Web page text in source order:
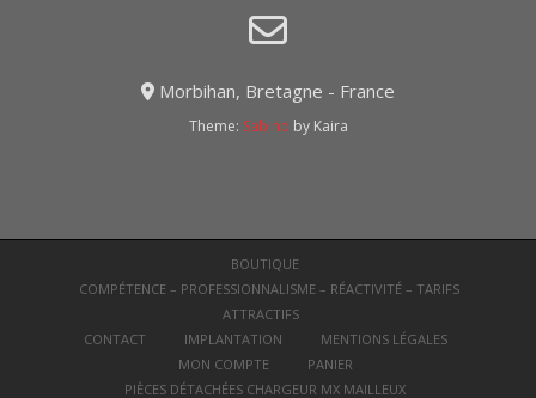
Morbihan, Bretagne - France
Theme: Sabino by Kaira
BOUTIQUE
COMPÉTENCE – PROFESSIONNALISME – RÉACTIVITÉ – TARIFS
ATTRACTIFS
CONTACT
IMPLANTATION
MENTIONS LÉGALES
MON COMPTE
PANIER
PIÈCES DÉTACHÉES CHARGEUR MX MAILLEUX